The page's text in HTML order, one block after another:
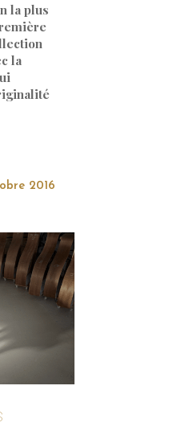
la plus
la
2016